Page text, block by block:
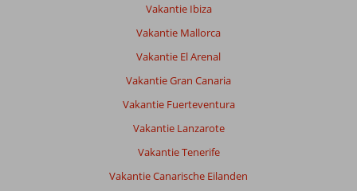
Vakantie Ibiza
Vakantie Mallorca
Vakantie El Arenal
Vakantie Gran Canaria
Vakantie Fuerteventura
Vakantie Lanzarote
Vakantie Tenerife
Vakantie Canarische Eilanden